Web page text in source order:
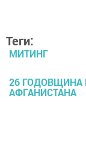
Теги:
МИТИНГ
26 ГОДОВЩИНА
АФГАНИСТАНА